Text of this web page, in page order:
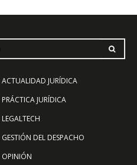
ACTUALIDAD JURÍDICA
PRÁCTICA JURÍDICA
LEGALTECH
GESTIÓN DEL DESPACHO
OPINIÓN